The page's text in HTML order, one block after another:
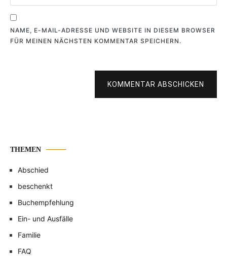
NAME, E-MAIL-ADRESSE UND WEBSITE IN DIESEM BROWSER
FÜR MEINEN NÄCHSTEN KOMMENTAR SPEICHERN.
KOMMENTAR ABSCHICKEN
THEMEN
Abschied
beschenkt
Buchempfehlung
Ein- und Ausfälle
Familie
FAQ